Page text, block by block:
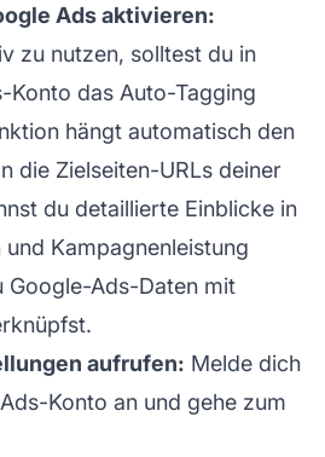
Ads aktivieren:
zu nutzen, solltest du in
Konto das Auto-Tagging
hängt automatisch den
die Zielseiten-URLs deiner
du detaillierte Einblicke in
Kampagnenleistung
Google-Ads-Daten mit
aufrufen: Melde dich
Konto an und gehe zum